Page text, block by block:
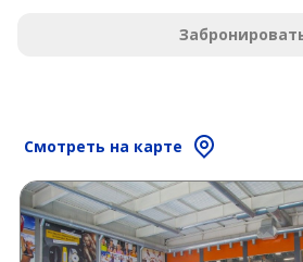
Смотреть на карте